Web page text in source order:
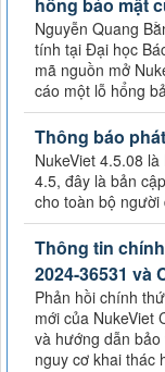
Nguyễn Quang
tính tại Đại học
mã nguồn mở
cáo một lỗ hổng
Thông báo
NukeViet 4.5.08
4.5, đây là bản
cho toàn bộ người
Thông tin
2024-36531 và
Phản hồi chính
mới của NukeViet
và hướng dẫn
nguy cơ khai thác